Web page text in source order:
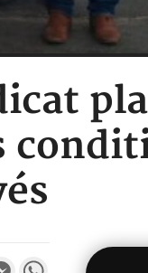
MessengerWhatsApp